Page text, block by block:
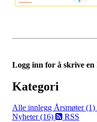
Logg inn for å skrive en
Kategori
Alle innlegg Årsmøter (1)
Nyheter (16)
RSS